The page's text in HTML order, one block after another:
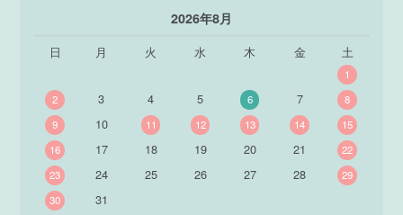
2026年8月
日 月 火 水 木 金 土
1
2
3 4 5 6 7
8
9
10 11 12 13 14
15
16
17 18 19 20 21
22
23
24 25 26 27 28
29
30
31